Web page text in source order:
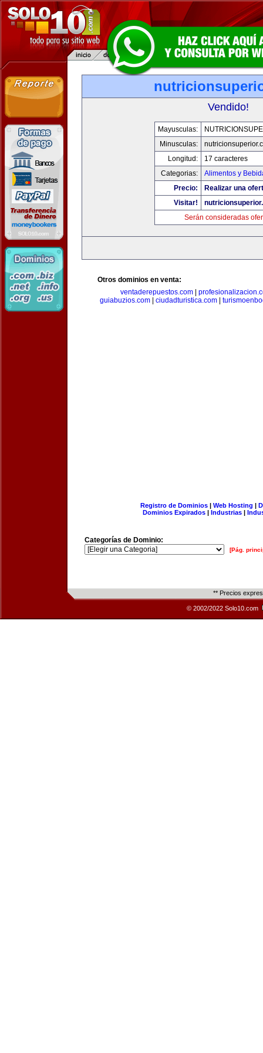
Vendido!
Mayusculas:
Minusculas:
Longitud:
17 caracteres
Categorias:
Alimentos y
Precio:
Realizar una
Visitar!
Serán consideradas
Otros dominios en venta:
ventaderepuestos.com
guiabuzios.com| ciudadturistica.com|
Registro de Dominios| Web Hosting |
Dominios Expirados | Industrias |
Categorías de Dominio:
[Pág.
** Precios
© 2002/2022 Solo10.com